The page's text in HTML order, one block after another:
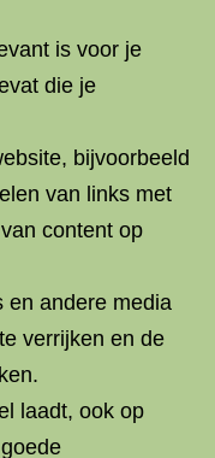
is voor je
die je
bijvoorbeeld
van links met
content op
en andere media
verrijken en de
laadt, ook op